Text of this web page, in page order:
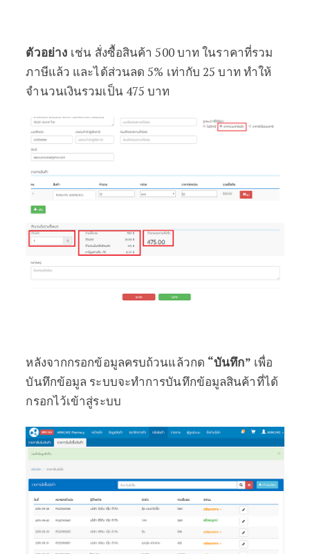
ตัวอย่าง เช่น สั่งซื้อสินค้า 500 บาท ในราคาที่รวม
ภาษีแล้ว และได้ส่วนลด 5% เท่ากับ 25 บาท ทำให้
จำนวนเงินรวมเป็น 475 บาท
หลังจากกรอกข้อมูลครบถ้วนแล้วกด “บันทึก” เพื่อ
บันทึกข้อมูล ระบบจะทำการบันทึกข้อมูลสินค้าที่ได้
กรอกไว้เข้าสู่ระบบ